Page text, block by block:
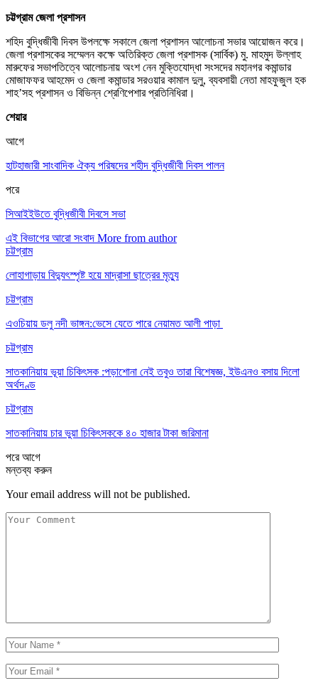
চট্টগ্রাম জেলা প্রশাসন
শহিদ বুদ্ধিজীবী দিবস উপলক্ষে সকালে জেলা প্রশাসন আলোচনা সভার আয়োজন করে।
জেলা প্রশাসকের সম্মেলন কক্ষে অতিরিক্ত জেলা প্রশাসক (সার্বিক) মু. মাহমুদ উল্লাহ
মারুফের সভাপতিত্বে আলোচনায় অংশ নেন মুক্তিযোদ্ধা সংসদের মহানগর কমান্ডার
মোজাফফর আহমেদ ও জেলা কমান্ডার সরওয়ার কামাল দুলু, ব্যবসায়ী নেতা মাহফুজুল হক
শাহ’সহ প্রশাসন ও বিভিন্ন শ্রেণিপেশার প্রতিনিধিরা।
শেয়ার
আগে
হাটহাজারী সাংবাদিক ঐক্য পরিষদের শহীদ বুদ্ধিজীবী দিবস পালন
পরে
সিআইইউতে বুদ্ধিজীবী দিবসে সভা
এই বিভাগের আরো সংবাদ More from author
চট্টগ্রাম
লোহাগাড়ায় বিদ্যুৎস্পৃষ্ট হয়ে মাদ্রাসা ছাত্রের মৃত্যু
চট্টগ্রাম
এওচিয়ায় ডলু নদী ভাঙ্গন:ভেসে যেতে পারে নেয়ামত আলী পাড়া
চট্টগ্রাম
সাতকানিয়ায় ভূয়া চিকিৎসক :পড়াশোনা নেই তবুও তারা বিশেষজ্ঞ, ইউএনও বসায় দিলো
অর্থদণ্ড
চট্টগ্রাম
সাতকানিয়ায় চার ভুয়া চিকিৎসককে ৪০ হাজার টাকা জরিমানা
পরেআগে
মন্তব্য করুন
Your email address will not be published.